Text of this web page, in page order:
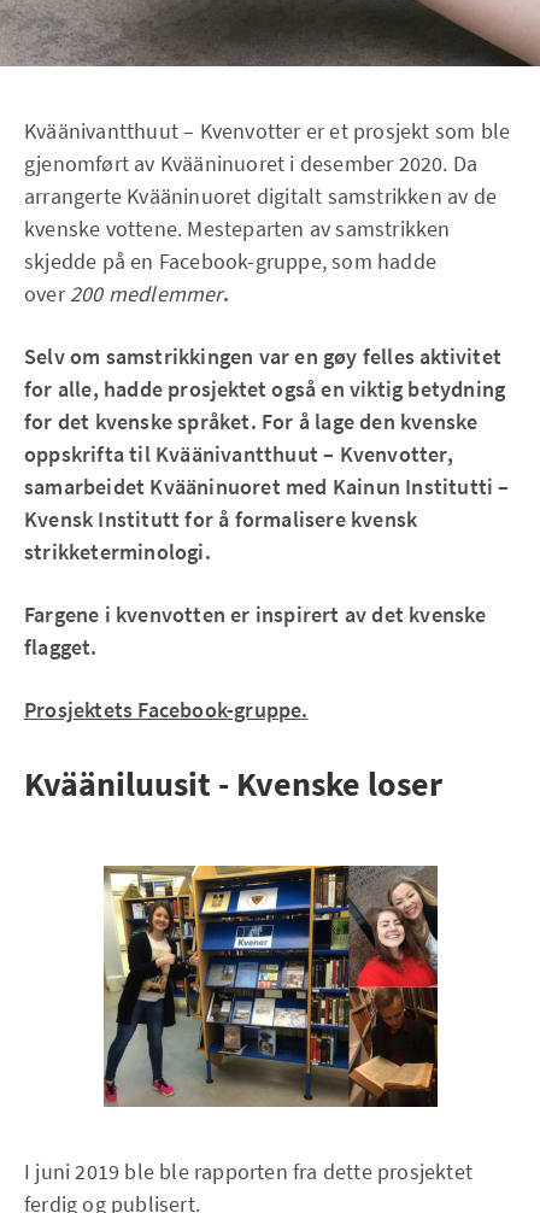
Kväänivantthuut – Kvenvotter er et prosjekt som ble
gjenomført av Kvääninuoret i desember 2020. Da
arrangerte Kvääninuoret digitalt samstrikken av de
kvenske vottene. Mesteparten av samstrikken
skjedde på en Facebook-gruppe, som hadde
over200 medlemmer.
Selv om samstrikkingen var en gøy felles aktivitet
for alle, hadde prosjektet også en viktig betydning
for det kvenske språket. For å lage den kvenske
oppskrifta til Kväänivantthuut – Kvenvotter,
samarbeidet Kvääninuoret med Kainun Institutti –
Kvensk Institutt for å formalisere kvensk
strikketerminologi.
Fargene i kvenvotten er inspirert av det kvenske
flagget.
Prosjektets Facebook-gruppe.
Kvääniluusit - Kvenske loser
I juni 2019 ble ble rapporten fra dette prosjektet
ferdig og publisert.